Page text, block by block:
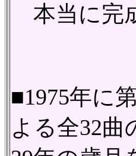
本当に完
■1975年に
よる全32